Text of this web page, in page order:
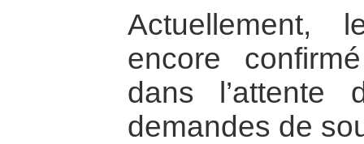
Actuellement,
encore
dans l’attente
demandes de